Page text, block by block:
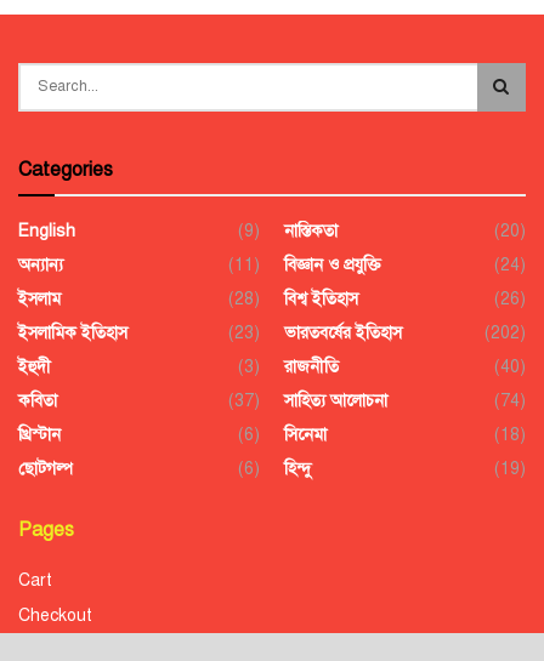
Categories
English
(9)
অন্যান্য
(11)
ইসলাম
(28)
ইসলামিক ইতিহাস
(23)
ইহুদী
(3)
কবিতা
(37)
খ্রিস্টান
(6)
ছোটগল্প
(6)
নাস্তিকতা
(20)
বিজ্ঞান ও প্রযুক্তি
(24)
বিশ্ব ইতিহাস
(26)
ভারতবর্ষের ইতিহাস
(202)
রাজনীতি
(40)
সাহিত্য আলোচনা
(74)
সিনেমা
(18)
হিন্দু
(19)
Pages
Cart
Checkout